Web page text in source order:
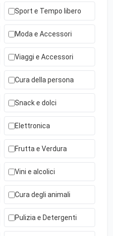
Sport e Tempo libero
Moda e Accessori
Viaggi e Accessori
Cura della persona
Snack e dolci
Elettronica
Frutta e Verdura
Vini e alcolici
Cura degli animali
Pulizia e Detergenti